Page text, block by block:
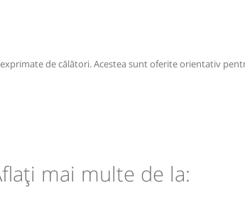
de călători. Acestea sunt oferite orientativ
mai multe de la: